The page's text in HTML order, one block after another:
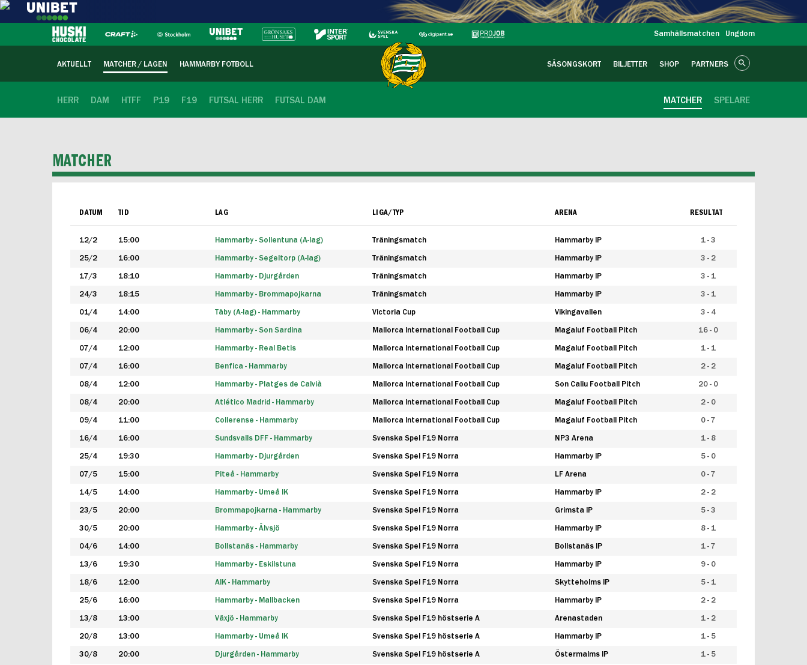
Samhällsmatchen Ungdom
AKTUELLT MATCHER / LAGEN HAMMARBY FOTBOLL SÄSONGSKORT BILJETTER SHOP PARTNERS
HERR DAM HTFF P19 F19 FUTSAL HERR FUTSAL DAM SPELARE
MATCHER
MATCHER
DATUM TID LAG LIGA/TYP ARENA RESULTAT
12/2 15:00 Hammarby - Sollentuna (A-lag) Träningsmatch Hammarby IP 1 - 3
25/2 16:00 Hammarby - Segeltorp (A-lag) Träningsmatch Hammarby IP 3 - 2
17/3 18:10 Hammarby - Djurgården Träningsmatch Hammarby IP 3 - 1
24/3 18:15 Hammarby - Brommapojkarna Träningsmatch Hammarby IP 3 - 1
01/4 14:00 Täby (A-lag) - Hammarby Victoria Cup Vikingavallen 3 - 4
06/4 20:00 Hammarby - Son Sardina Mallorca International Football Cup Magaluf Football Pitch 16 - 0
07/4 12:00 Hammarby - Real Betis Mallorca International Football Cup Magaluf Football Pitch 1 - 1
07/4 16:00 Benfica - Hammarby Mallorca International Football Cup Magaluf Football Pitch 2 - 2
08/4 12:00 Hammarby - Platges de Calvià Mallorca International Football Cup Son Caliu Football Pitch 20 - 0
08/4 20:00 Atlético Madrid - Hammarby Mallorca International Football Cup Magaluf Football Pitch 2 - 0
09/4 11:00 Collerense - Hammarby Mallorca International Football Cup Magaluf Football Pitch 0 - 7
16/4 16:00 Sundsvalls DFF - Hammarby Svenska Spel F19 Norra NP3 Arena 1 - 8
25/4 19:30 Hammarby - Djurgården Svenska Spel F19 Norra Hammarby IP 5 - 0
07/5 15:00 Piteå - Hammarby Svenska Spel F19 Norra LF Arena 0 - 7
14/5 14:00 Hammarby - Umeå IK Svenska Spel F19 Norra Hammarby IP 2 - 2
23/5 20:00 Brommapojkarna - Hammarby Svenska Spel F19 Norra Grimsta IP 5 - 3
30/5 20:00 Hammarby - Älvsjö Svenska Spel F19 Norra Hammarby IP 8 - 1
04/6 14:00 Bollstanäs - Hammarby Svenska Spel F19 Norra Bollstanäs IP 1 - 7
13/6 19:30 Hammarby - Eskilstuna Svenska Spel F19 Norra Hammarby IP 9 - 0
18/6 12:00 AIK - Hammarby Svenska Spel F19 Norra Skytteholms IP 5 - 1
25/6 16:00 Hammarby - Mallbacken Svenska Spel F19 Norra Hammarby IP 2 - 2
13/8 13:00 Växjö - Hammarby Svenska Spel F19 höstserie A Arenastaden 1 - 2
20/8 13:00 Hammarby - Umeå IK Svenska Spel F19 höstserie A Hammarby IP 1 - 5
30/8 20:00 Djurgården - Hammarby Svenska Spel F19 höstserie A Östermalms IP 1 - 5